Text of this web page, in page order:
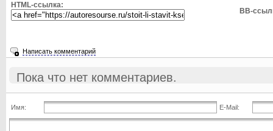
HTML-ссылка:
BB-
Написать комментарий
Пока что нет комментариев.
Имя: E-Mail: